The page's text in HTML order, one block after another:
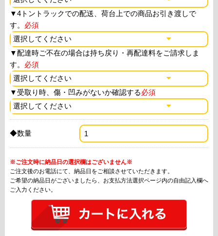
▼4トントラックでの配送、荷台上での商品お引き渡しで
す。 必須
▼配達時ご不在の場合は持ち戻り・再配達料をご請求しま
す。 必須
▼ 受取り時、傷・凹みがないか確認する必須
◆数量
※ご注文時に納品日の選択欄はございません※
ご注文後のお電話にて、納品日をご相談させていただきます。
ご希望の納品日がございましたら、お支払方法選択ページ内の自由記入欄へ
ご入力ください。